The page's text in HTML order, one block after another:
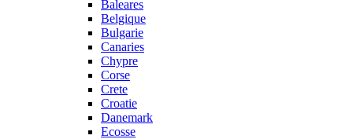
Baleares
Belgique
Bulgarie
Canaries
Chypre
Corse
Crete
Croatie
Danemark
Ecosse